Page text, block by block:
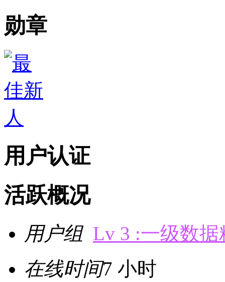
勋章
用户认证
活跃概况
用户组 Lv 3 :一级数据
在线时间7 小时